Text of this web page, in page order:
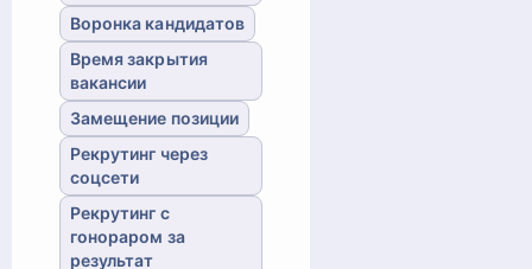
Воронка кандидатов
Время закрытия
вакансии
Замещение позиции
Рекрутинг через
соцсети
Рекрутинг с
гонораром за
результат